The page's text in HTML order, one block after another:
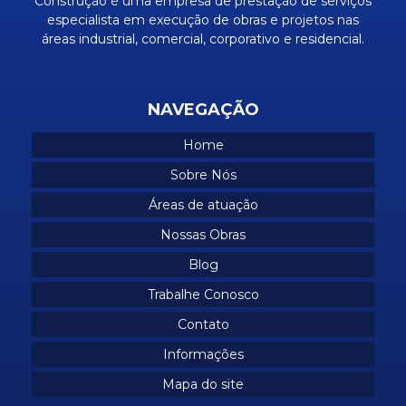
Obra civil residenciais
Obras em predios comerciais
Obras residenciais
Prestação de serviços industriais
Projetos de construção de casas
Reforma manutenção industrial
especialista em execução de obras e projetos nas
áreas industrial, comercial, corporativo e residencial.
NAVEGAÇÃO
Home
Sobre Nós
Áreas de atuação
Nossas Obras
Blog
Trabalhe Conosco
Contato
Informações
Mapa do site